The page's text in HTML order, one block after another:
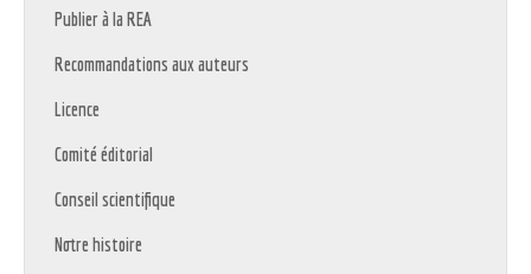
Publier à la REA
Recommandations aux auteurs
Licence
Comité éditorial
Conseil scientifique
Notre histoire